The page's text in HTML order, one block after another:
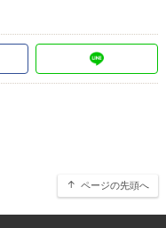
ページの先頭へ